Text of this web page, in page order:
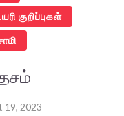
குறிப்புகள்
19, 2023